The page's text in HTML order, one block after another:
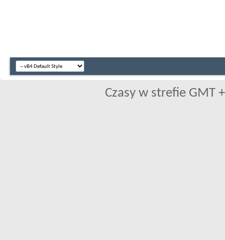
Czasy w strefie GMT